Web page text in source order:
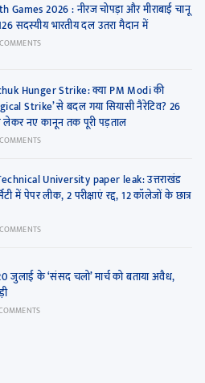
Games 2026 : नीरज चोपड़ा और मीराबाई चानू
सदस्यीय भारतीय दल उतरा मैदान में
Hunger Strike: क्या PM Modi की
Strike’ से बदल गया सियासी नैरेटिव? 26
नए कानून तक पूरी पड़ताल
University paper leak: उत्तराखंड
में पेपर लीक, 2 परीक्षाएं रद्द, 12 कॉलेजों के छात्र
जुलाई के ‘संसद चलो’ मार्च को बताया अवैध,